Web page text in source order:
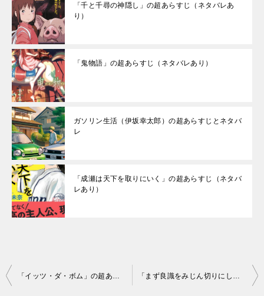
「千と千尋の神隠し」の超あらすじ（ネタバレあ
り）
「鬼物語」の超あらすじ（ネタバレあり）
ガソリン生活（伊坂幸太郎）の超あらすじとネタバ
レ
「成瀬は天下を取りにいく」の超あらすじ（ネタバ
レあり）
投
「イッツ・ダ・ボム」の超あらすじ（ネタバレあり） 「まず良識をみじん切りにします」の超あらすじ（ネタバレあり）